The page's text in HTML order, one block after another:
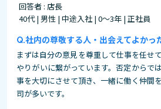
回答者 : 店長
40代 | 男性 | 中途入社 | 0～3年 | 正社員
社内の尊敬する人・出会えてよかっ
まずは自分の意見を尊重して仕事を任せ
やりがいに繋がっています。否定からで
事を大切にさせて頂き、一緒に働く仲間
司が多いです。